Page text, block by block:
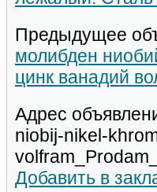
Предыдущее
молибден
цинк ванадий
Адрес
niobij-nikel-
Добавить в